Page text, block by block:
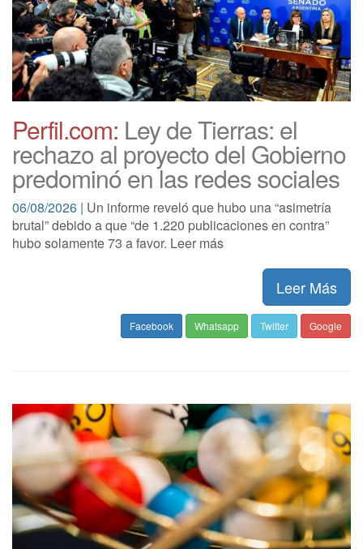
Perfil.com: Ley de Tierras: el
rechazo al proyecto del Gobierno
predominó en las redes sociales
06/08/2026 | Un informe reveló que hubo una “asimetría
brutal” debido a que “de 1.220 publicaciones en contra”
hubo solamente 73 a favor. Leer más
Leer Más
Facebook Whatsapp Twitter Google